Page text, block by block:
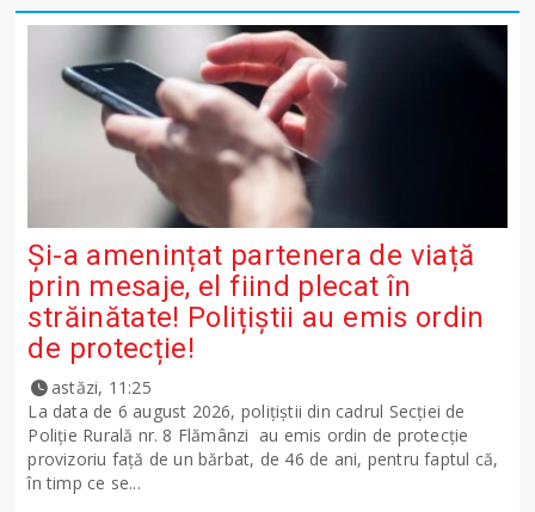
Și-a amenințat partenera de viață
prin mesaje, el fiind plecat în
străinătate! Polițiștii au emis ordin
de protecție!
astăzi, 11:25
La data de 6 august 2026, polițiștii din cadrul Secției de
Poliție Rurală nr. 8 Flămânzi au emis ordin de protecție
provizoriu față de un bărbat, de 46 de ani, pentru faptul că,
în timp ce se...